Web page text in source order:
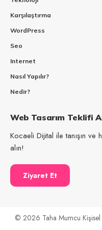
Karşılaştırma
WordPress
Seo
Internet
Nasıl Yapılır?
Nedir?
Web Tasarım Teklifi
Kocaeli Dijital ile tanışın
alın!
Ziyaret Et
© 2026 Taha Mumcu Kişisel